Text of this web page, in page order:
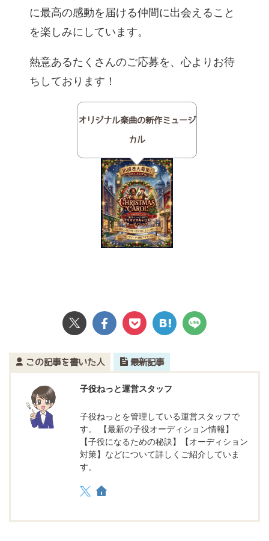
に最高の感動を届ける仲間に出会えること
を楽しみにしています。
熱意あるたくさんのご応募を、心よりお待
ちしております！
オリジナル楽曲の新作ミュージ
カル
この記事を書いた人 最新記事
子役ねっと運営スタッフ
子役ねっとを管理している運営スタッフで
す。 【最新の子役オーディション情報】
【子役になるための秘訣】【オーディション
対策】などについて詳しくご紹介していま
す。